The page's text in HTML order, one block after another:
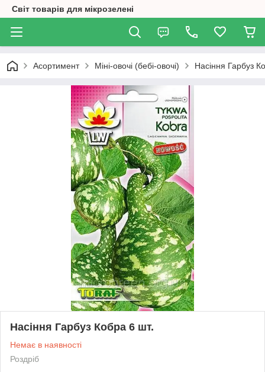
Світ товарів для мікрозелені
Асортимент Міні-овочі (бебі-овочі) Насіння Гарбуз
Насіння Гарбуз Кобра 6 шт.
Немає в наявності
Роздріб